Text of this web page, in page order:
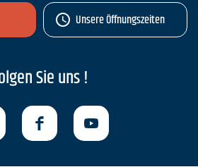
Unsere Öffnungszeiten
Sie uns !